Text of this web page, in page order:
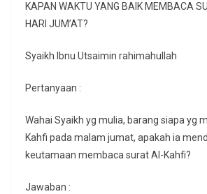
KAPAN WAKTU YANG BAIK MEMBACA
HARI JUM’AT?
Syaikh Ibnu Utsaimin rahimahullah
Pertanyaan :
Wahai Syaikh yg mulia, barang siapa yg
Kahfi pada malam jumat, apakah ia
keutamaan membaca surat Al-Kahfi?
Jawaban :